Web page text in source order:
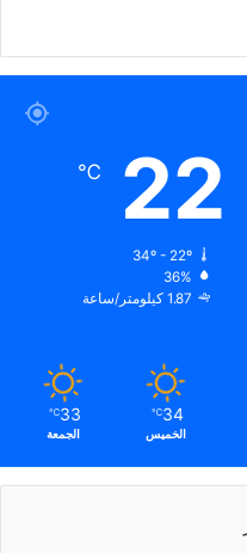
22
℃
34º - 22º
36%
1.87 كيلومتر/ساعة
34
℃
الخميس
33
℃
الجمعة